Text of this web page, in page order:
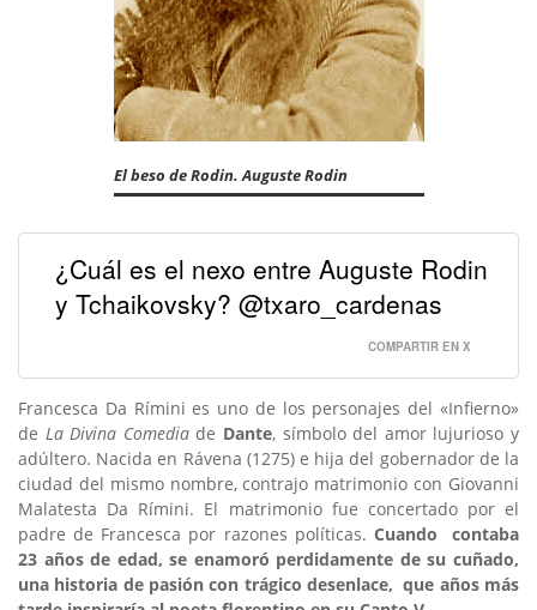
El beso de Rodin. Auguste Rodin
¿Cuál es el nexo entre Auguste Rodin
y Tchaikovsky? @txaro_cardenas
COMPARTIR EN X
Francesca Da Rímini es uno de los personajes del «Infierno»
de La Divina Comediade Dante, símbolo del amor lujurioso y
adúltero. Nacida en Rávena (1275) e hija del gobernador de la
ciudad del mismo nombre, contrajo matrimonio con Giovanni
Malatesta Da Rímini. El matrimonio fue concertado por el
padre de Francesca por razones políticas. Cuando contaba
23 años de edad, se enamoró perdidamente de su cuñado,
una historia de pasión con trágico desenlace, que años más